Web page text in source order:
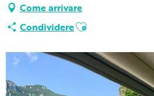
Come arrivare
CondividereAjouter aux favoris